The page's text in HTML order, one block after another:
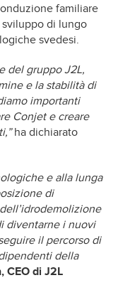
familiare
di lungo
svedesi.
del gruppo J2L,
e la stabilità di
importanti
Conjet e creare
ha dichiarato
e alla lunga
di
diventarne i nuovi
il percorso di
della
CEO di J2L